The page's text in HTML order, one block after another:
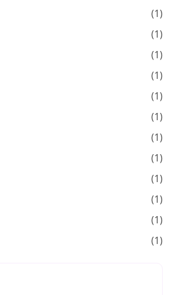
(1)
(1)
(1)
(1)
(1)
(1)
(1)
(1)
(1)
(1)
(1)
(1)